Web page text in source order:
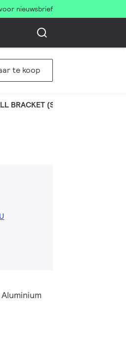
nieuwsbrief
te koop
BRACKET (SKB21-1)